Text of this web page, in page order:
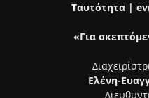
Ταυτότητα |
«Για
Ελένη-